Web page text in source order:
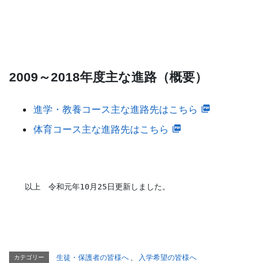
2009～2018年度主な進路（概要）
進学・教養コース主な進路先はこちら
体育コース主な進路先はこちら
以上 令和元年10月25日更新しました。
カテゴリー 生徒・保護者の皆様へ 、 入学希望の皆様へ